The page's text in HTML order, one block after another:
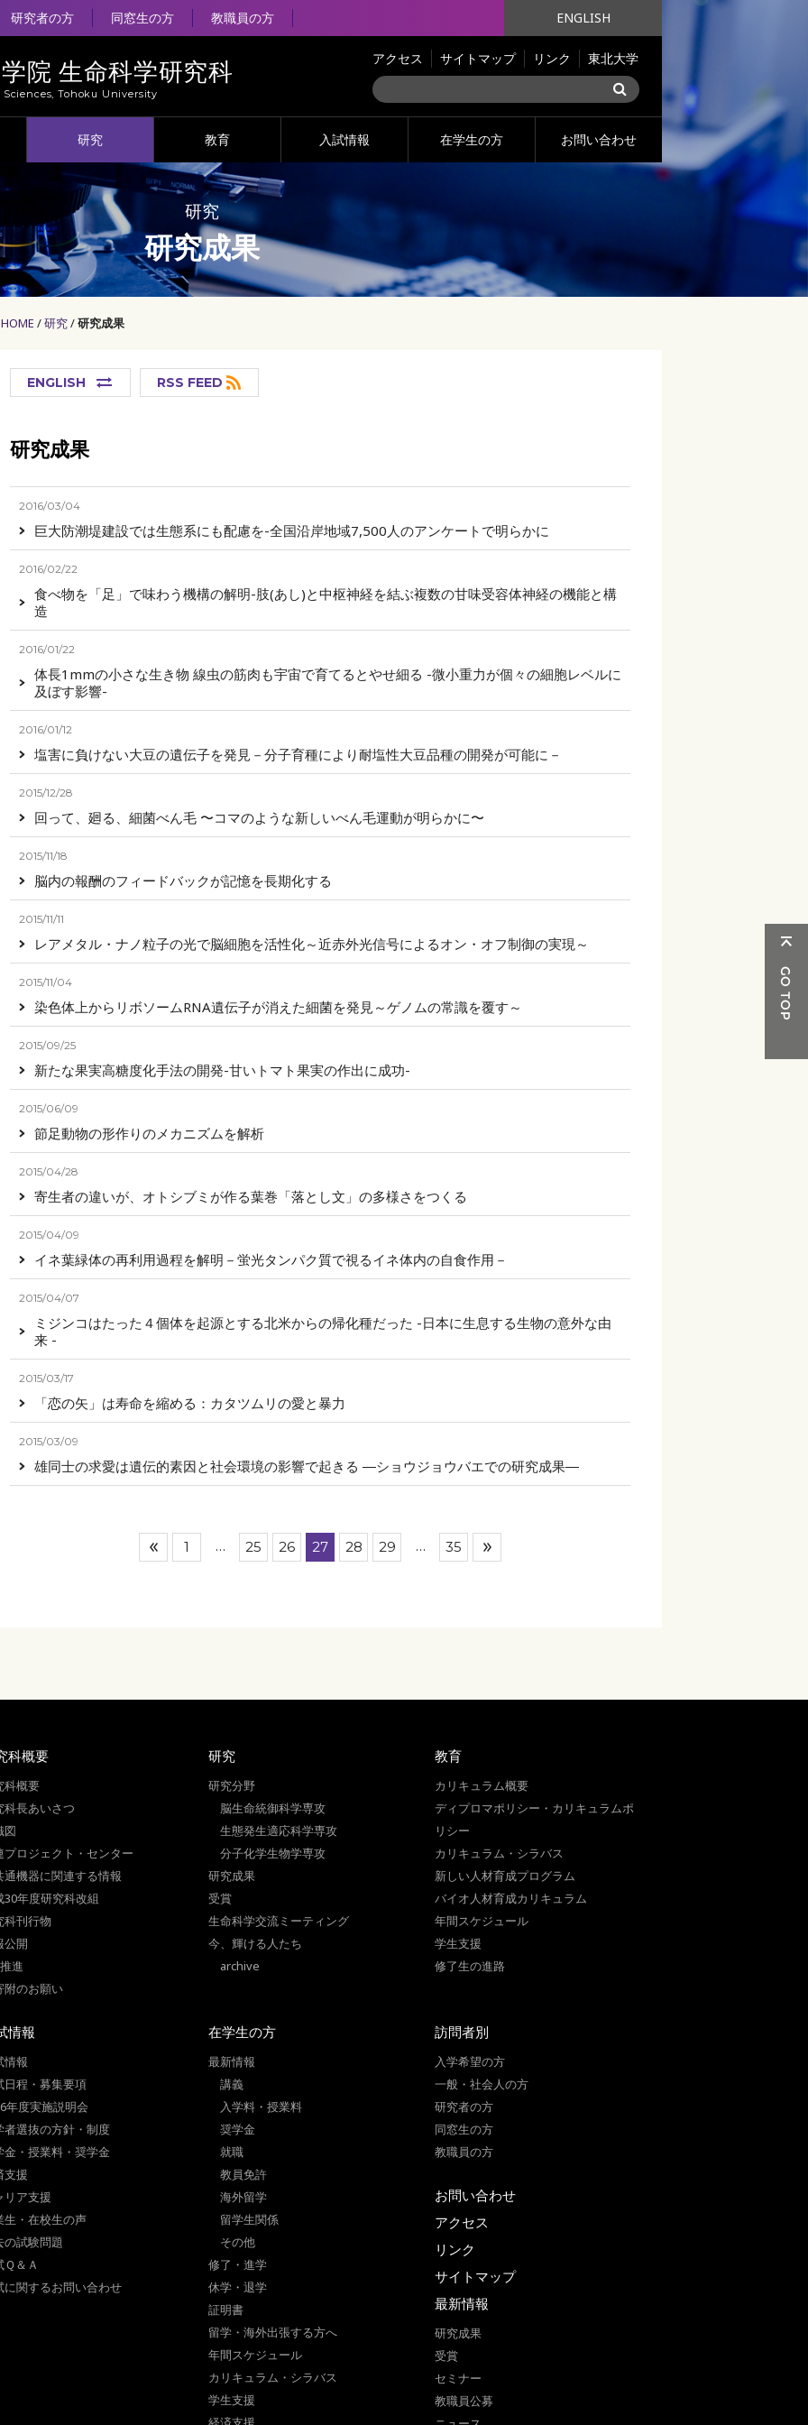
研究者の方 同窓生の方 教職員の方 ENGLISH
院 生命科学研究科
Tohoku University
アクセス サイトマップ リンク 東北大学
研究 教育 入試情報 在学生の方 お問い合わせ
研究
研究成果
HOME 研究 研究成果
ENGLISH RSS FEED
研究成果
2016/03/04
巨大防潮堤建設では生態系にも配慮を-全国沿岸地域7,500人のアンケートで明らかに
2016/02/22
食べ物を「足」で味わう機構の解明-肢(あし)と中枢神経を結ぶ複数の甘味受容体神経の機能と構
造
2016/01/22
体長1mmの小さな生き物 線虫の筋肉も宇宙で育てるとやせ細る -微小重力が個々の細胞レベルに
及ぼす影響-
2016/01/12
塩害に負けない大豆の遺伝子を発見－分子育種により耐塩性大豆品種の開発が可能に－
2015/12/28
回って、廻る、細菌べん毛 〜コマのような新しいべん毛運動が明らかに〜
2015/11/18
脳内の報酬のフィードバックが記憶を長期化する
2015/11/11
レアメタル・ナノ粒子の光で脳細胞を活性化～近赤外光信号によるオン・オフ制御の実現～
2015/11/04
染色体上からリボソームRNA遺伝子が消えた細菌を発見～ゲノムの常識を覆す～
2015/09/25
新たな果実高糖度化手法の開発-甘いトマト果実の作出に成功-
2015/06/09
節足動物の形作りのメカニズムを解析
2015/04/28
寄生者の違いが、オトシブミが作る葉巻「落とし文」の多様さをつくる
2015/04/09
イネ葉緑体の再利用過程を解明－蛍光タンパク質で視るイネ体内の自食作用－
2015/04/07
ミジンコはたった４個体を起源とする北米からの帰化種だった -日本に生息する生物の意外な由
来 -
2015/03/17
「恋の矢」は寿命を縮める：カタツムリの愛と暴力
2015/03/09
雄同士の求愛は遺伝的素因と社会環境の影響で起きる ―ショウジョウバエでの研究成果―
1 … 25 26 27 28 29 … 35
科概要
科概要
科長あいさつ
図
プロジェクト・センター
通機器に関連する情報
30年度研究科改組
科刊行物
公開
進
附のお願い
研究
研究分野
脳生命統御科学専攻
生態発生適応科学専攻
分子化学生物学専攻
研究成果
受賞
生命科学交流ミーティング
今、輝ける人たち
archive
教育
カリキュラム概要
ディプロマポリシー・カリキュラムポ
リシー
カリキュラム・シラバス
新しい人材育成プログラム
バイオ人材育成カリキュラム
年間スケジュール
学生支援
修了生の進路
情報
情報
日程・募集要項
年度実施説明会
者選抜の方針・制度
金・授業料・奨学金
支援
リア支援
生・在校生の声
の試験問題
Ｑ＆Ａ
に関するお問い合わせ
在学生の方
最新情報
講義
入学料・授業料
奨学金
就職
教員免許
海外留学
留学生関係
その他
修了・進学
休学・退学
証明書
留学・海外出張する方へ
年間スケジュール
カリキュラム・シラバス
学生支援
訪問者別
入学希望の方
一般・社会人の方
研究者の方
同窓生の方
教職員の方
お問い合わせ
アクセス
リンク
サイトマップ
最新情報
研究成果
受賞
セミナー
教職員公募